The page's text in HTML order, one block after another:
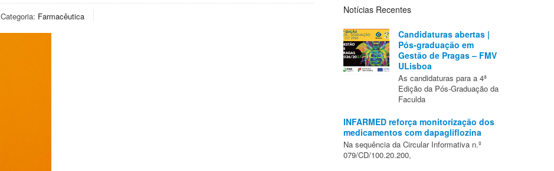
Categoria: Farmacêutica
Notícias Recentes
Candidaturas abertas |
Pós-graduação em
Gestão de Pragas – FMV
ULisboa
As candidaturas para a 4ª
Edição da Pós-Graduação da
Faculda
INFARMED reforça monitorização dos
medicamentos com dapagliflozina
Na sequência da Circular Informativa n.º
079/CD/100.20.200,